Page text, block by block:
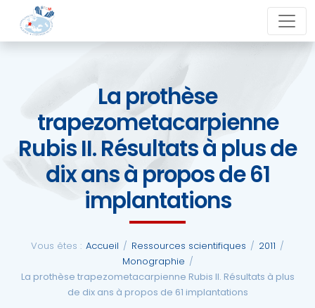
La prothèse
trapezometacarpienne
Rubis II. Résultats à plus de
dix ans à propos de 61
implantations
Vous êtes : Accueil / Ressources scientifiques / 2011 /
Monographie /
La prothèse trapezometacarpienne Rubis II. Résultats à plus
de dix ans à propos de 61 implantations
close
SFCM
Actualités
Evénements
Formations